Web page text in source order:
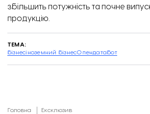
збільшить потужність та почне
продукцію.
ТЕМА:
бізнесіноземний бізнесОпендатабот
Головна Ексклюзив